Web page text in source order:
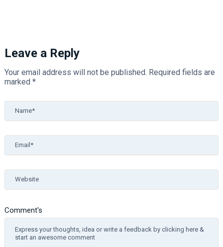
Leave a Reply
Your email address will not be published. Required fields are
marked *
Comment's
Name*
Email*
Website